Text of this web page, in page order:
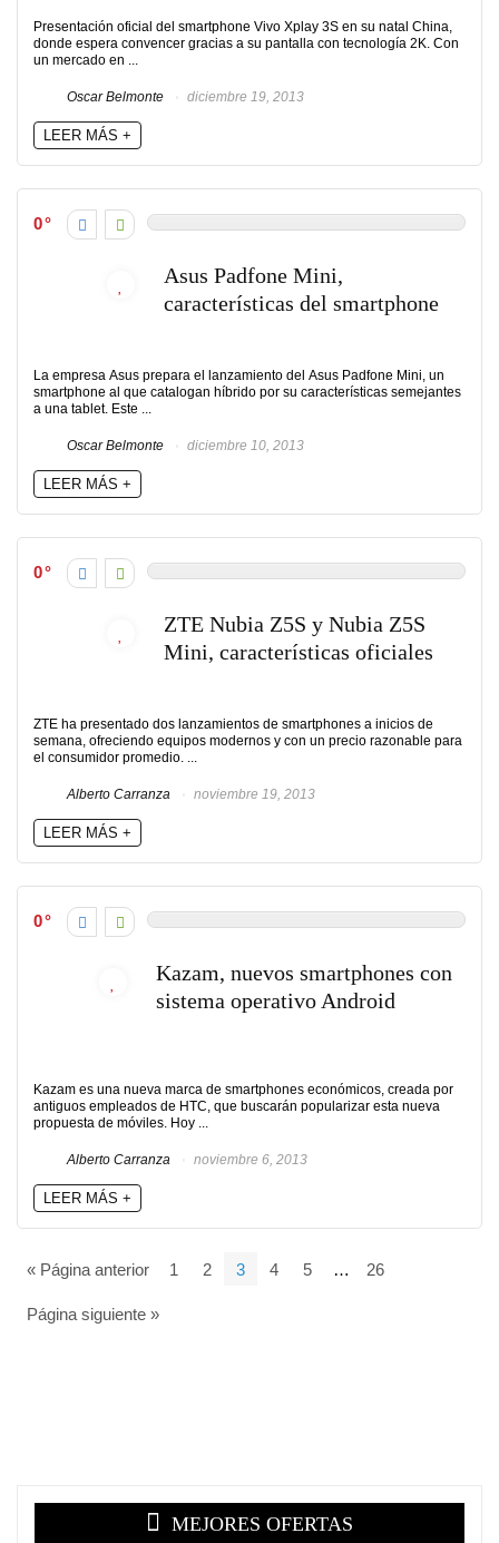
Presentación oficial del smartphone Vivo Xplay 3S en su natal China,
donde espera convencer gracias a su pantalla con tecnología 2K. Con
un mercado en ...
Oscar Belmonte diciembre 19, 2013
LEER MÁS +
0
Asus Padfone Mini,
características del smartphone
La empresa Asus prepara el lanzamiento del Asus Padfone Mini, un
smartphone al que catalogan híbrido por su características semejantes
a una tablet. Este ...
Oscar Belmonte diciembre 10, 2013
LEER MÁS +
0
ZTE Nubia Z5S y Nubia Z5S
Mini, características oficiales
ZTE ha presentado dos lanzamientos de smartphones a inicios de
semana, ofreciendo equipos modernos y con un precio razonable para
el consumidor promedio. ...
Alberto Carranza noviembre 19, 2013
LEER MÁS +
0
Kazam, nuevos smartphones con
sistema operativo Android
Kazam es una nueva marca de smartphones económicos, creada por
antiguos empleados de HTC, que buscarán popularizar esta nueva
propuesta de móviles. Hoy ...
Alberto Carranza noviembre 6, 2013
LEER MÁS +
« Página anterior 1 2 3 4 5 … 26
Página siguiente »
MEJORES OFERTAS